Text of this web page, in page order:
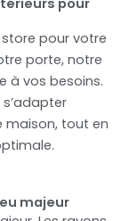
store pour votre
porte, notre
à vos besoins.
maison, tout en
majeur